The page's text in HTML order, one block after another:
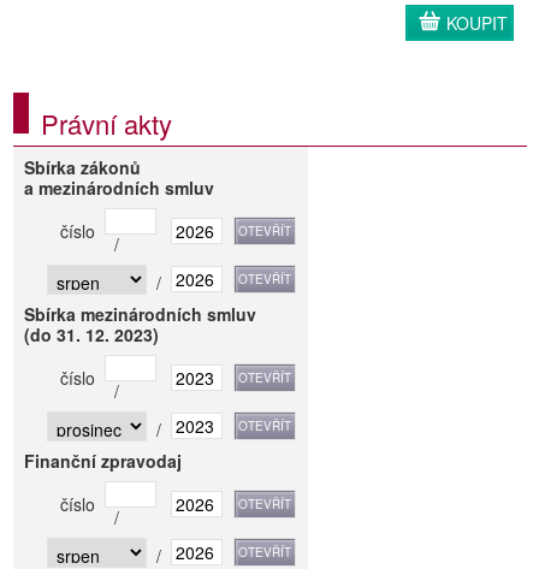
KOUPIT
Právní akty
Sbírka zákonů
a mezinárodních smluv
číslo
/
/
Sbírka mezinárodních smluv
(do 31. 12. 2023)
číslo
/
/
Finanční zpravodaj
číslo
/
/